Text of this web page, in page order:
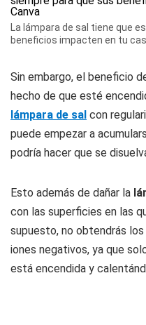
La lámpara de sal tiene que
beneficios impacten en tu
Sin embargo, el beneficio
hecho de que esté
lámpara de sal con
puede empezar a
podría hacer que se
Esto además de dañar la
con las superficies en las
supuesto, no obtendrás
iones negativos, ya que
está encendida y